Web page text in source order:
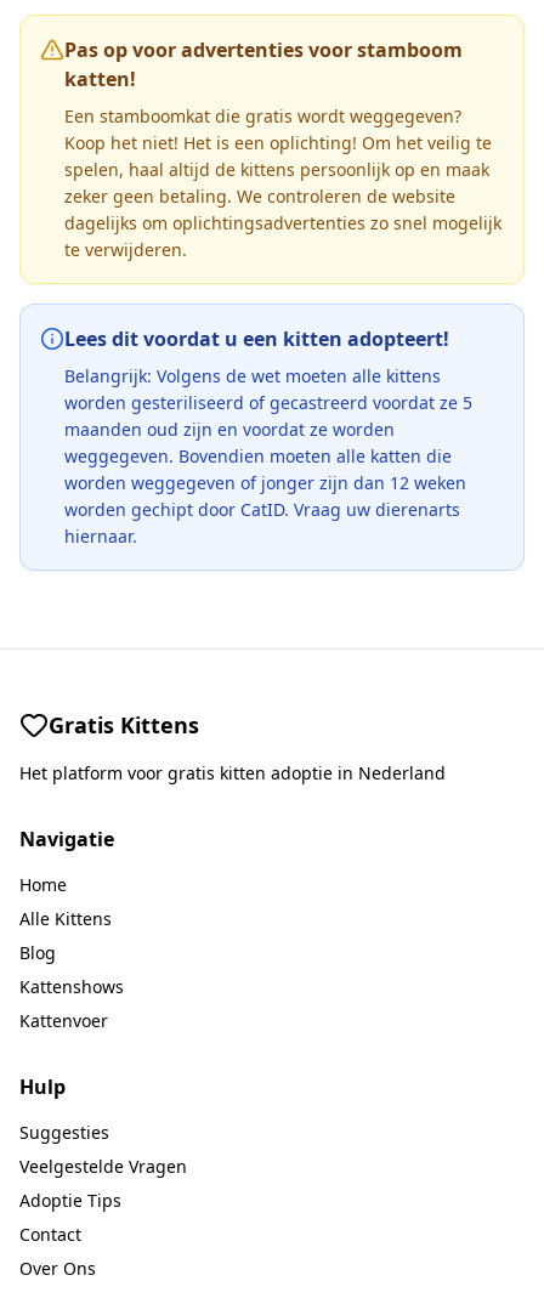
Pas op voor advertenties voor stamboom
katten!
Een stamboomkat die gratis wordt weggegeven?
Koop het niet! Het is een oplichting! Om het veilig te
spelen, haal altijd de kittens persoonlijk op en maak
zeker geen betaling. We controleren de website
dagelijks om oplichtingsadvertenties zo snel mogelijk
te verwijderen.
Lees dit voordat u een kitten adopteert!
Belangrijk: Volgens de wet moeten alle kittens
worden gesteriliseerd of gecastreerd voordat ze 5
maanden oud zijn en voordat ze worden
weggegeven. Bovendien moeten alle katten die
worden weggegeven of jonger zijn dan 12 weken
worden gechipt door CatID. Vraag uw dierenarts
hiernaar.
Gratis Kittens
Het platform voor gratis kitten adoptie in Nederland
Navigatie
Home
Alle Kittens
Blog
Kattenshows
Kattenvoer
Hulp
Suggesties
Veelgestelde Vragen
Adoptie Tips
Contact
Over Ons